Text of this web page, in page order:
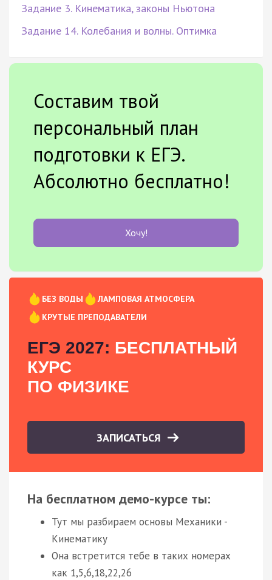
Задание 3. Кинематика, законы Ньютона
Задание 14. Колебания и волны. Оптимка
Составим твой
персональный план
подготовки к ЕГЭ.
Абсолютно бесплатно!
Хочу!
БЕЗ ВОДЫ
ЛАМПОВАЯ АТМОСФЕРА
КРУТЫЕ ПРЕПОДАВАТЕЛИ
ЕГЭ 2027: БЕСПЛАТНЫЙ
КУРС
ПО ФИЗИКЕ
ЗАПИСАТЬСЯ
На бесплатном демо-курсе ты:
Тут мы разбираем основы Механики -
Кинематику
Она встретится тебе в таких номерах
как 1,5,6,18,22,26